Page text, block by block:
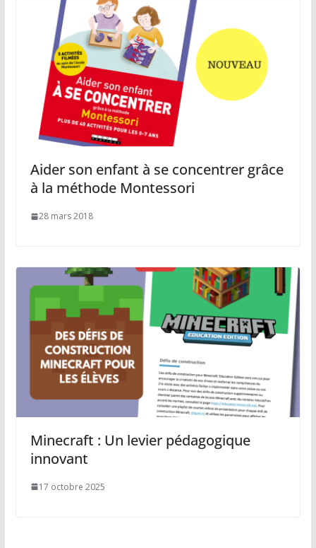
Aider son enfant à se concentrer grâce
à la méthode Montessori
28 mars 2018
Minecraft : Un levier pédagogique
innovant
17 octobre 2025